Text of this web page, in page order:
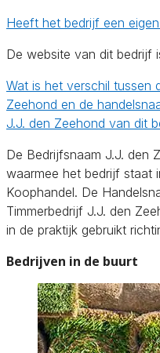
Heeft het bedrijf een
De website van dit bedrijf
Wat is het verschil tussen
Zeehond en de
J.J. den Zeehond van dit
De Bedrijfsnaam J.J. den
waarmee het bedrijf staat
Koophandel. De
Timmerbedrijf J.J. den
in de praktijk gebruikt
Bedrijven in de buurt